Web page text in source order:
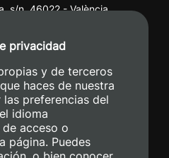
s/n. 46022 - València
04 00 50
privacidad
y de terceros
haces de nuestra
preferencias del
idioma
acceso o
página. Puedes